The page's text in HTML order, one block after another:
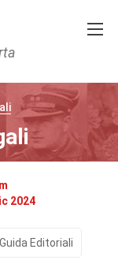
2024
Guida Editoriali